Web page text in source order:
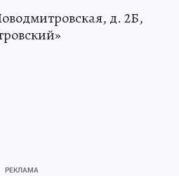
д. 2Б,